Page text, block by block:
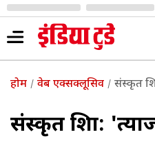
होम वेब एक्सक्लूसिव संस्कृत
संस्कृत शिक्षा: